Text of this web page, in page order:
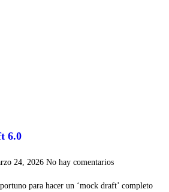
6.0
24, 2026 No hay comentarios
para hacer un ‘mock draft’ completo